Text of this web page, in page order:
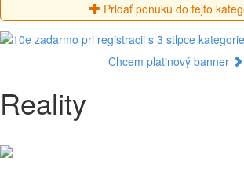
Pridať ponuku do tejto
Chcem platinový banner
Reality